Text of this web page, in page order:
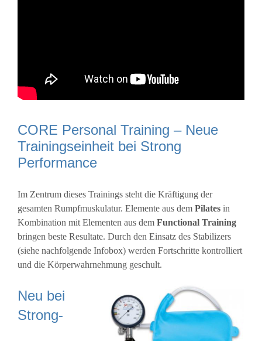
CORE Personal Training – Neue
Trainingseinheit bei Strong
Performance
Im Zentrum dieses Trainings steht die Kräftigung der
gesamten Rumpfmuskulatur. Elemente aus dem Pilates in
Kombination mit Elementen aus dem Functional Training
bringen beste Resultate. Durch den Einsatz des Stabilizers
(siehe nachfolgende Infobox) werden Fortschritte kontrolliert
und die Körperwahrnehmung geschult.
Neu bei
Strong-